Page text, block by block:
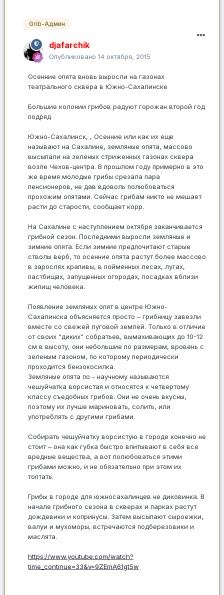
Grib-Админ
djafarchik
Опубликовано 14 октября, 2015
Осенние опята вновь выросли на газонах
театрального сквера в Южно-Сахалинске
Большие колонии грибов радуют горожан второй год
подряд
Южно-Сахалинск, , Осенние или как их еще
называют на Сахалине, земляные опята, массово
высыпали на зеленых стриженных газонах сквера
возле Чехов-центра. В прошлом году примерно в это
же время молодые грибы срезала пара
пенсионеров, не дав вдоволь полюбоваться
прохожим опятами. Сейчас грибам никто не мешает
расти до старости, сообщает корр.
На Сахалине с наступлением октября заканчивается
грибной сезон. Последними выросли земляные и
зимние опята. Если зимние предпочитают старые
стволы верб, то осенние опята растут более массово
в зарослях крапивы, в пойменных лесах, лугах,
пастбищах, запущенных огородах, посадках вблизи
жилищ человека.
Появление земляных опят в центре Южно-
Сахалинска объясняется просто – грибницу завезли
вместе со свежей луговой землей. Только в отличие
от своих "диких" собратьев, вымахивающих до 10-12
см в высоту, они небольшие по размерам, вровень с
зеленым газоном, по которому периодически
проходится бензокосилка.
Земляные опята по - научному называются
чешуйчатка ворсистая и относятся к четвертому
классу съедобных грибов. Они не очень вкусны,
поэтому их лучше мариновать, солить, или
употреблять с другими грибами.
Собирать чешуйчатку ворсистую в городе конечно не
стоит – она как губка быстро впитывают в себя все
вредные вещества, а вот полюбоваться этими
грибами можно, и не обязательно при этом их
топтать.
Грибы в городе для южносахалинцев не диковинка. В
начале грибного сезона в скверах и парках растут
дождевики и копринусы. Затем высыпают сыроежки,
валуи и мухоморы, встречаются подберезовики и
маслята.
https://www.youtube.com/watch?
time_continue=33&v=9ZEmA61gt5w